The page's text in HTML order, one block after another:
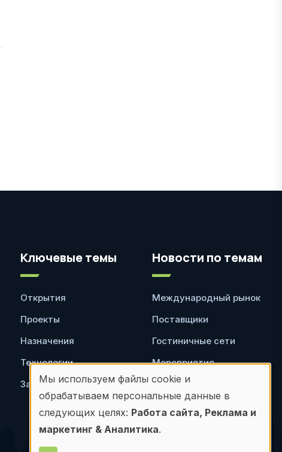
Ключевые темы
Открытия
Проекты
Назначения
Технологии
Законодательство
Новости по темам
Международный рынок
Поставщики
Гостиничные сети
Мероприятия
Ресторан
Использование
персональных
данных
Мы используем файлы cookie и
обрабатываем персональные данные в
следующих целях: Работа сайта, Реклама и
маркетинг & Аналитика.